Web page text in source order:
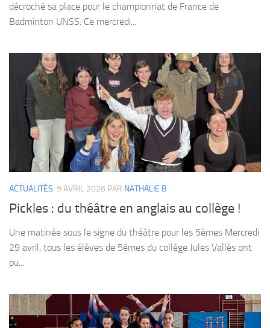
décroché sa place pour le championnat de France de
Badminton UNSS. Ce mercredi...
ACTUALITÉS 9 AVRIL 2026 PAR NATHALIE B
Pickles : du théâtre en anglais au collège !
Une matinée sous le signe du théâtre pour les 5èmes Mercredi
29 avril, tous les élèves de 5èmes du collège Jules Vallès ont
pu...